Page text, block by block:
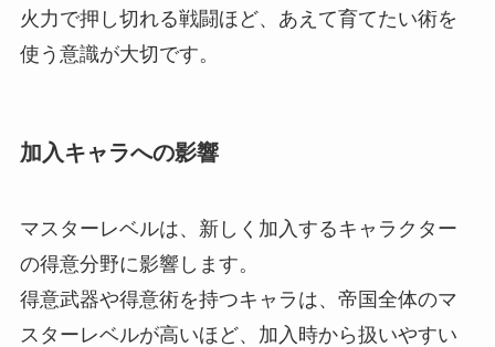
火力で押し切れる戦闘ほど、あえて育てたい術を
使う意識が大切です。
加入キャラへの影響
マスターレベルは、新しく加入するキャラクター
の得意分野に影響します。
得意武器や得意術を持つキャラは、帝国全体のマ
スターレベルが高いほど、加入時から扱いやすい